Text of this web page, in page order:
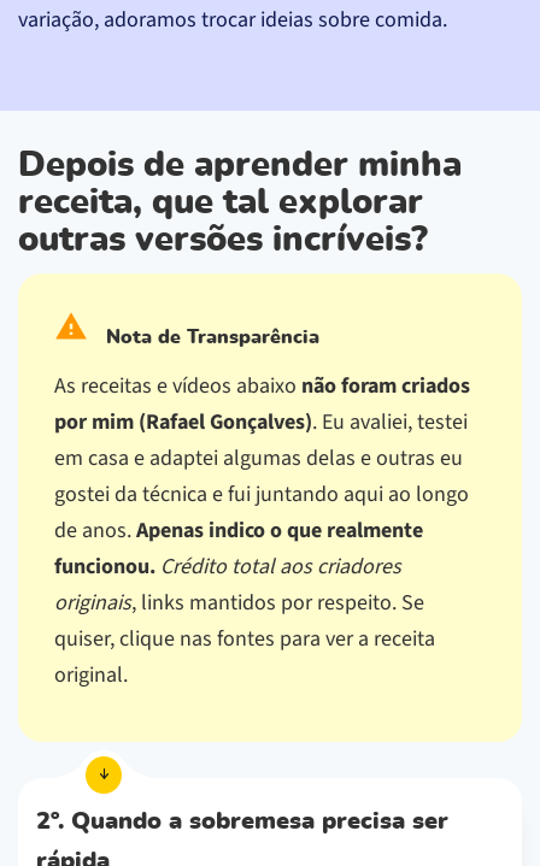
variação, adoramos trocar ideias sobre comida.
Depois de aprender minha
receita, que tal explorar
outras versões incríveis?
Nota de Transparência
As receitas e vídeos abaixo não foram criados
por mim (Rafael Gonçalves). Eu avaliei, testei
em casa e adaptei algumas delas e outras eu
gostei da técnica e fui juntando aqui ao longo
de anos.Apenas indico o que realmente
funcionou. Crédito total aos criadores
originais, links mantidos por respeito. Se
quiser, clique nas fontes para ver a receita
original.
2º. Quando a sobremesa precisa ser
rápida